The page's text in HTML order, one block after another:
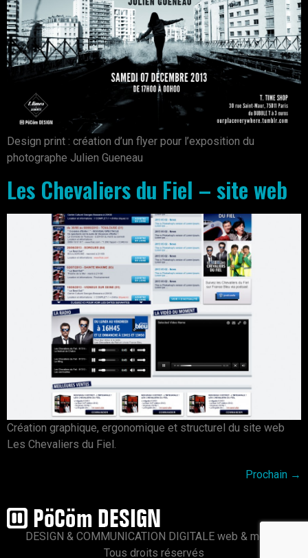
Design print : création d’un flyer pour l’exposition du
photographe Julien Gueneau
Les Chevaliers du Fiel – site web
Création graphique, ergonomique et structurel du site web
Les Chevaliers du Fiel.
Prochain →
DESIGN & COMMUNICATION DIGITALE web & mobile
Tous droits réservés